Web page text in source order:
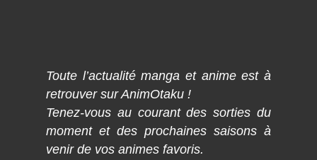
Toute l’actualité manga et anime est à
retrouver sur AnimOtaku !
Tenez-vous au courant des sorties du
moment et des prochaines saisons à
venir de vos animes favoris.